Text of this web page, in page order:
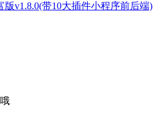
v1.8.0(带10大插件小程序前后端)